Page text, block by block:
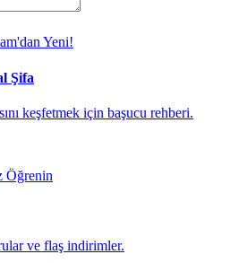
Yeni!
Şifa
keşfetmek için başucu rehberi.
Öğrenin
ve flaş indirimler.